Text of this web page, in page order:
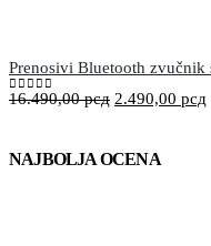
Prenosivi Bluetooth zvučnik
0out of 5
16.490,00рсд 2.490,00 рсд
NAJBOLJA OCENA